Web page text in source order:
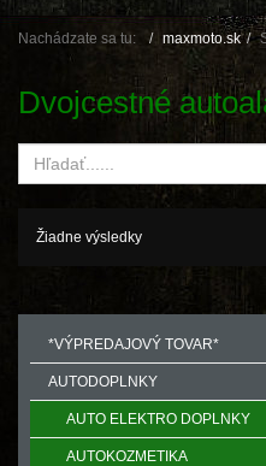
Nachádzate sa tu: maxmoto.sk
Dvojcestné
Žiadne výsledky
*VÝPREDAJOVÝ TOVAR*
AUTODOPLNKY
AUTO ELEKTRO DOPLNKY
AUTOKOZMETIKA